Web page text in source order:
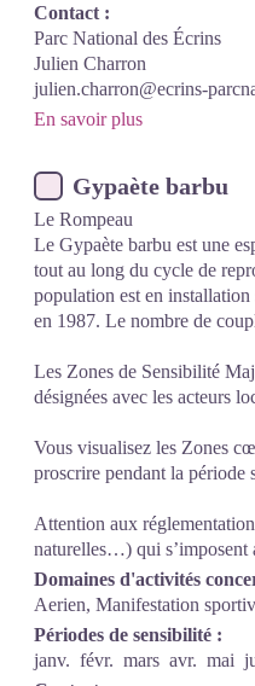
Contact :
Parc National des Écrins
Julien Charron
julien.charron@ecrins-
En savoir plus
Gypaète barbu
Le Rompeau
Le Gypaète barbu est une
tout au long du cycle de
population est en
en 1987. Le nombre de
Les Zones de Sensibilité
désignées avec les acteurs
Vous visualisez les Zones
proscrire pendant la période
Attention aux
naturelles…) qui s’imposent
Domaines d'activités
Aerien, Manifestation
Périodes de sensibilité :
janv. févr. mars avr. mai